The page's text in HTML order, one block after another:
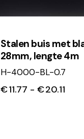
Stalen buis met
28mm, lengte 4m
H-4000-BL-0.7
€11.77 - €20.11